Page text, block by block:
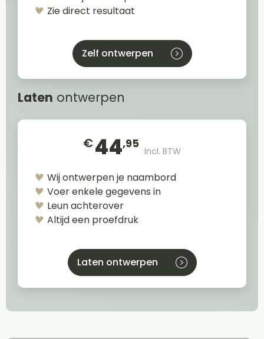
Zie direct resultaat
Zelf ontwerpen
Laten ontwerpen
€44,95
Incl. BTW
Wij ontwerpen je naambord
Voer enkele gegevens in
Leun achterover
Altijd een proefdruk
Laten ontwerpen